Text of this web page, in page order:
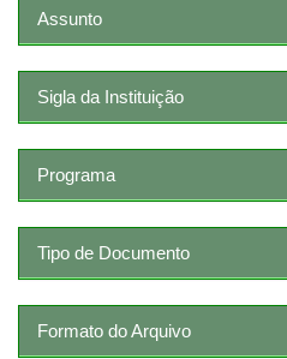
Assunto
Sigla da Instituição
Programa
Tipo de Documento
Formato do Arquivo